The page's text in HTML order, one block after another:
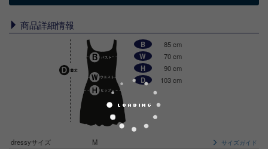
商品詳細情報
B
85 cm
W
70 cm
H
90 cm
D
103 cm
dressyサイズ M サイズガイド